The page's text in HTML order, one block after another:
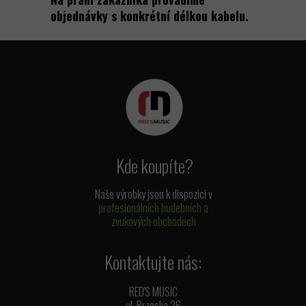
objednávky s konkrétní délkou kabelu.
Naše výrobky jsou k dispozici v
profesionálních hudebních a
zvukových obchodech
Kde koupíte?
Kontaktujte nás:
RED'S MUSIC